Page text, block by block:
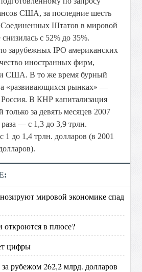
США, за последние шесть
Соединенных Штатов в мировой
с 52% до 35%.
зарубежных IPO американских
иностранных фирм,
США. В то же время бурный
«развивающихся рынках» —
В КНР капитализация
за девять месяцев 2007
— с 1,3 до 3,9 трлн.
до 1,4 трлн. долларов (в 2001
мировой экономике спад
откроются в плюсе?
цифры
рубежом 262,2 млрд. долларов